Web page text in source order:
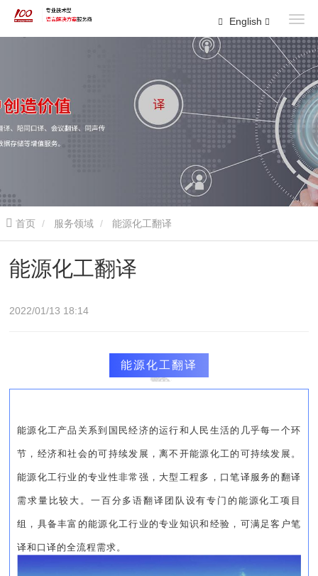
English
首页 服务领域 能源化工翻译
能源化工翻译
2022/01/13 18:14
能源化工翻译
能源化工产品关系到国民经济的运行和人民生活的几乎每一个环
节，经济和社会的可持续发展，离不开能源化工的可持续发展。
能源化工行业的专业性非常强，大型工程多，口笔译服务的翻译
需求量比较大。一百分多语翻译团队设有专门的能源化工项目
组，具备丰富的能源化工行业的专业知识和经验，可满足客户笔
译和口译的全流程需求。